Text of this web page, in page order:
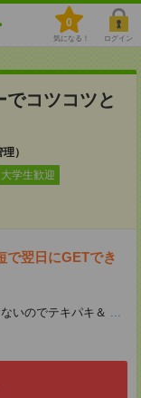
0
気になる！ ログイン
コツコツと
）
大学生歓迎
で翌日にGETでき
いのでテキパキ＆ ...